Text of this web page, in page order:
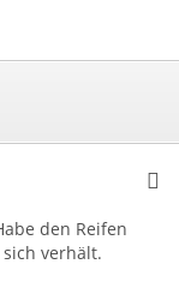
den Reifen
verhält.